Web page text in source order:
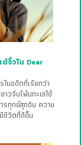
จิ๋วใน Dear
ในอดีตที่เรียกว่า
วจีนโพ้นทะเลใช้
รทุกข์สุกดิบ ความ
ชีวิตที่ดีขึ้น